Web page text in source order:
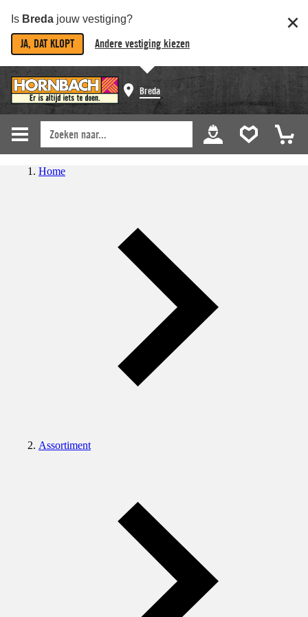
Is Breda jouw vestiging?
JA, DAT KLOPT Andere vestiging kiezen
Breda
Home
Assortiment